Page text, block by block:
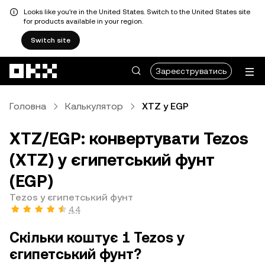
Looks like you're in the United States. Switch to the United States site
for products available in your region.
Switch site
Зареєструватись
Головна Калькулятор XTZ у EGP
XTZ/EGP: конвертувати Tezos
(XTZ) у єгипетський фунт
(EGP)
Tezos у єгипетський фунт
4,4
Скільки коштує 1 Tezos у
єгипетський фунт?